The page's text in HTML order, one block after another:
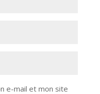
e-mail et mon site